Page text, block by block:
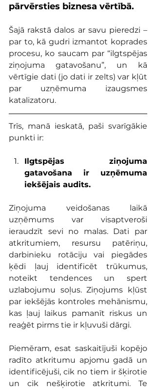
pārvērsties biznesa vērtībā.
Šajā rakstā dalos ar savu pieredzi –
par to, kā gudri izmantot koprades
procesu, ko saucam par “ilgtspējas
ziņojuma gatavošanu”, un kā
vērtīgie dati (jo dati ir zelts) var kļūt
par uzņēmuma izaugsmes
katalizatoru.
Trīs, manā ieskatā, paši svarīgākie
punkti ir:
Ilgtspējas ziņojuma
gatavošana ir uzņēmuma
iekšējais audits.
Ziņojuma veidošanas laikā
uzņēmums var visaptveroši
ieraudzīt sevi no malas. Dati par
atkritumiem, resursu patēriņu,
darbinieku rotāciju vai piegādes
ķēdi ļauj identificēt trūkumus,
noteikt tendences un spert
uzlabojumu soļus. Ziņojums kļūst
par iekšējās kontroles mehānismu,
kas ļauj laikus pamanīt riskus un
reaģēt pirms tie ir kļuvuši dārgi.
Piemēram, esat saskaitījuši kopējo
radīto atkritumu apjomu gadā un
identificējuši, cik no tiem ir šķirotie
un cik nešķirotie atkritumi. Te